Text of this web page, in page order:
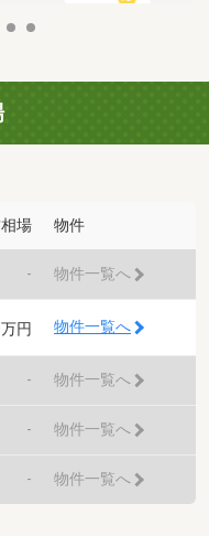
場 物件
- 物件一覧へ
万円 物件一覧へ
- 物件一覧へ
- 物件一覧へ
- 物件一覧へ